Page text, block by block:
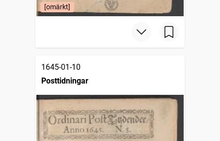
[omärkt]
1645-01-10
Posttidningar